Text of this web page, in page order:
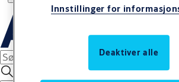
Innstillinger for
Deaktiver alle